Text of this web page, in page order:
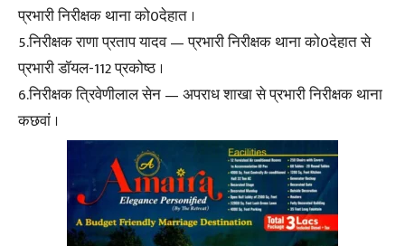
प्रभारी निरीक्षक थाना को0देहात ।
5.निरीक्षक राणा प्रताप यादव — प्रभारी निरीक्षक थाना को0देहात से
प्रभारी डॉयल-112 प्रकोष्ठ ।
6.निरीक्षक त्रिवेणीलाल सेन — अपराध शाखा से प्रभारी निरीक्षक थाना
कछवां ।